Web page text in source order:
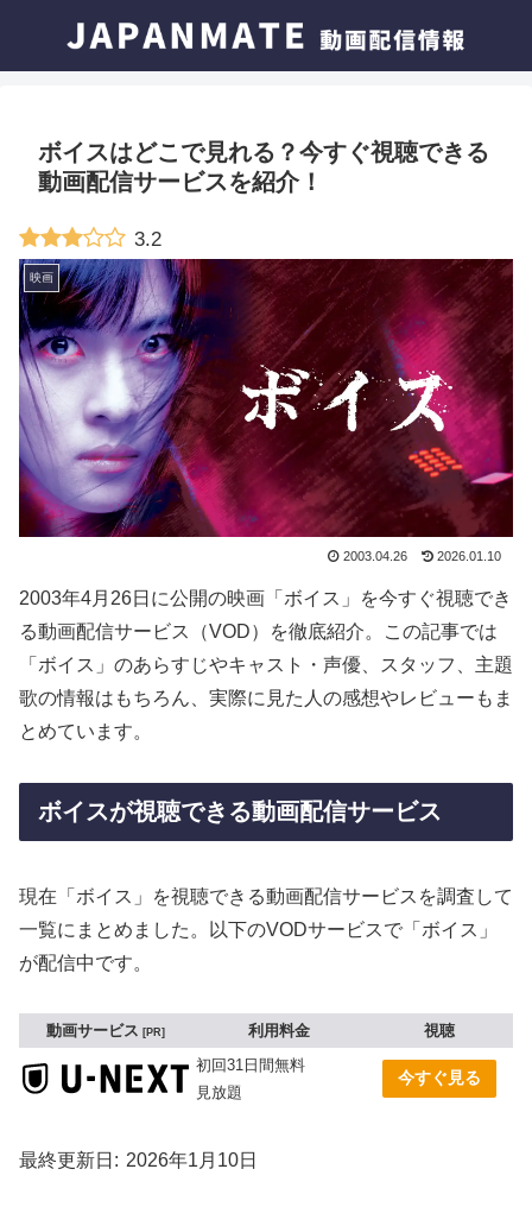
ボイスはどこで見れる？今すぐ視聴できる
動画配信サービスを紹介！
3.2
映画
2003.04.26 2026.01.10
2003年4月26日に公開の映画「ボイス」を今すぐ視聴でき
る動画配信サービス（VOD）を徹底紹介。この記事では
「ボイス」のあらすじやキャスト・声優、スタッフ、主題
歌の情報はもちろん、実際に見た人の感想やレビューもま
とめています。
ボイスが視聴できる動画配信サービス
現在「ボイス」を視聴できる動画配信サービスを調査して
一覧にまとめました。以下のVODサービスで「ボイス」
が配信中です。
動画サービス PR 利用料金
視聴
初回31日間無料
見放題
今すぐ見る
最終更新日 2026年1月10日